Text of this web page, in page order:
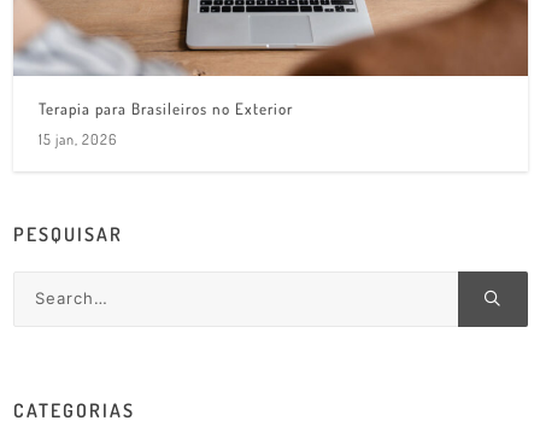
Terapia para Brasileiros no Exterior
15 jan, 2026
PESQUISAR
CATEGORIAS